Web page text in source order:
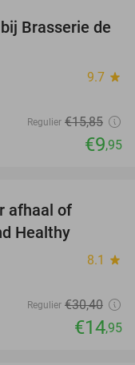
37%
Brasserie de
9.7 star
Regulier €15,85
€9,95
afhaal of
Healthy
8.1 star
Regulier €30,40
€14,95